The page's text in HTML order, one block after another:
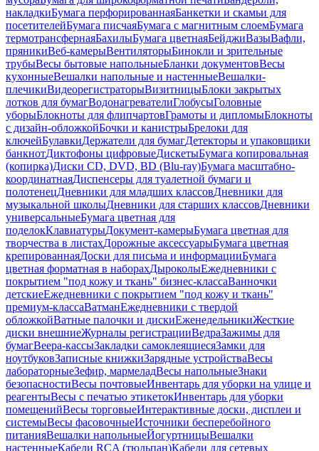
накладкиБумага перфорированнаяБанкетки и скамьи для
посетителейБумага писчаяБумага с магнитным слоемБумага
термотрансфернаяБахилыБумага цветнаяБейджиВазыВафли,
пряникиВеб-камерыВентиляторыБинокли и зрительные
трубыВесы бытовые напольныеБланки документовВесы
кухонныеВешалки напольные и настенныеВешалки-
плечикиВидеорегистраторыВизитницыБлоки закрытых
лотков для бумагВодонагревателиГлобусыГоловные
уборыБлокноты для флипчартовГрамоты и дипломыБлокноты
с дизайн-обложкойБочки и канистрыБрелоки для
ключейБулавкиДержатели для бумагДетекторы и упаковщики
банкнотДиктофоны цифровыеДискетыБумага копировальная
(копирка)Диски CD, DVD, BD (Blu-ray)Бумага масштабно-
координатнаяДиспенсеры для туалетной бумаги и
полотенецДневники для младших классовДневники для
музыкальной школыДневники для старших классовДневники
универсальныеБумага цветная для
поделокКлавиатурыДокумент-камерыБумага цветная для
творчества в листахДорожные аксессуарыБумага цветная
крепированнаяДоски для письма и информацииБумага
цветная форматная в наборахДыроколыЕжедневники с
покрытием "под кожу и ткань" бизнес-классаВанночки
детскиеЕжедневники с покрытием "под кожу и ткань"
премиум-классаВатманЕжедневники с твердой
обложкойВатные палочки и дискиЕженедельникиЖесткие
диски внешниеЖурналы регистрацииВедраЗажимы для
бумагВеера-кассыЗакладки самоклеящиесяЗамки для
ноутбуковЗаписные книжкиЗарядные устройстваВесы
лабораторныеЗефир, мармеладВесы напольныеЗнаки
безопасностиВесы почтовыеИнвентарь для уборки на улице и
реагентыВесы с печатью этикетокИнвентарь для уборки
помещенийВесы торговыеИнтерактивные доски, дисплеи и
системыВесы фасовочныеИсточники бесперебойного
питанияВешалки напольныеЙогуртницыВешалки
настенныеКабели RCA (тюльпан)Кабели для сетевых